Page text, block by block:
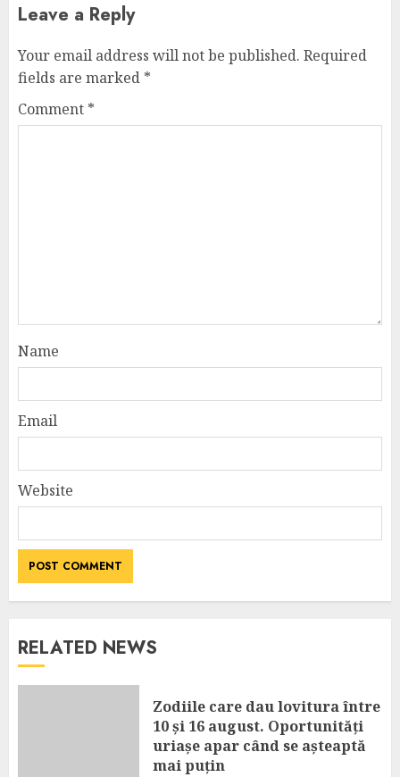
Leave a Reply
Your email address will not be published. Required
fields are marked *
Comment *
Name
Email
Website
RELATED NEWS
Zodiile care dau lovitura între
10 și 16 august. Oportunități
uriașe apar când se așteaptă
mai puțin